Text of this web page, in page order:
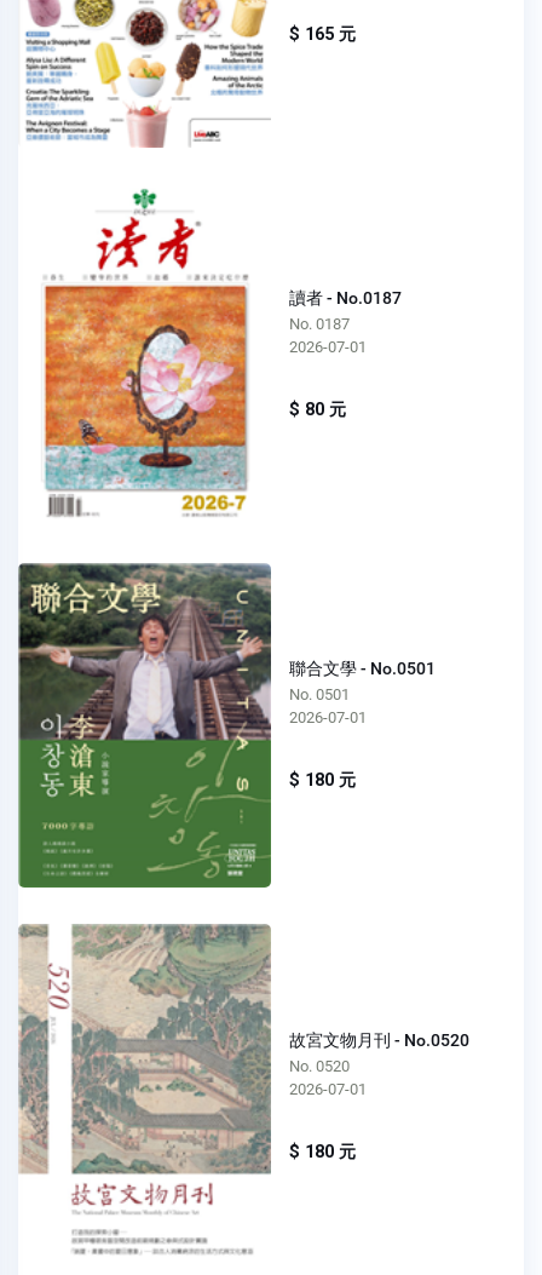
$ 165 元
讀者 - No.0187
No. 0187
2026-07-01
$ 80 元
聯合文學 - No.0501
No. 0501
2026-07-01
$ 180 元
故宮文物月刊 - No.0520
No. 0520
2026-07-01
$ 180 元